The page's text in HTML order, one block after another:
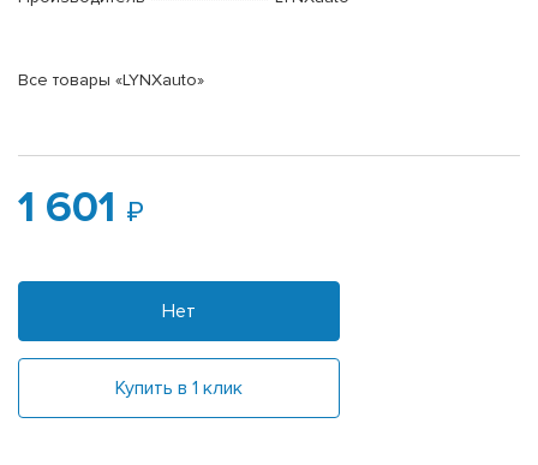
Все товары «LYNXauto»
1 601
Нет
Купить в 1 клик